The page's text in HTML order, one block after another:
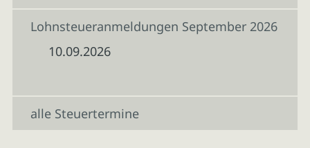
Lohnsteueranmeldungen September 2026
10.09.2026
alle Steuertermine